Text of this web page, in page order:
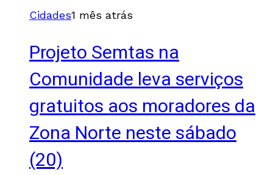
Cidades1 mês atrás
Projeto Semtas na
Comunidade leva serviços
gratuitos aos moradores da
Zona Norte neste sábado
(20)